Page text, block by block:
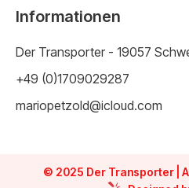
Informationen
Der Transporter - 19057
+49 (0)1709029287
mariopetzold@icloud.com
© 2025 Der Transporter |